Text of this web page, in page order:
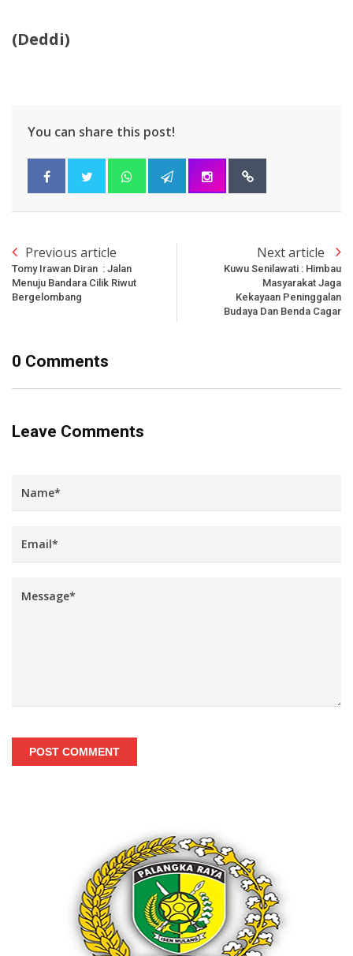
(Deddi)
You can share this post!
Previous article
Tomy Irawan Diran : Jalan
Menuju Bandara Cilik Riwut
Bergelombang
Next article
Kuwu Senilawati : Himbau
Masyarakat Jaga
Kekayaan Peninggalan
Budaya Dan Benda Cagar
0 Comments
Leave Comments
POST COMMENT